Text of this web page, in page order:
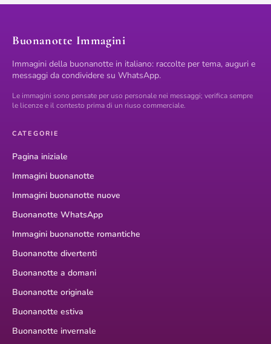
Buonanotte Immagini
Immagini della buonanotte in italiano: raccolte per tema, auguri e
messaggi da condividere su WhatsApp.
Le immagini sono pensate per uso personale nei messaggi; verifica sempre
le licenze e il contesto prima di un riuso commerciale.
CATEGORIE
Pagina iniziale
Immagini buonanotte
Immagini buonanotte nuove
Buonanotte WhatsApp
Immagini buonanotte romantiche
Buonanotte divertenti
Buonanotte a domani
Buonanotte originale
Buonanotte estiva
Buonanotte invernale